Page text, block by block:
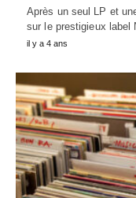
Après un seul LP et
sur le prestigieux
il y a 4 ans